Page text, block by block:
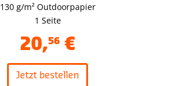
130 g/m² Outdoorpapier
1 Seite
20,56 €
Jetzt bestellen